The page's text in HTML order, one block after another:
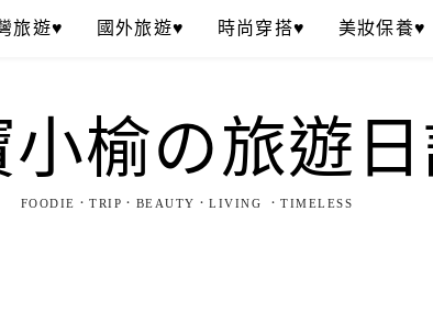
旅遊♥ 國外旅遊♥ 時尚穿搭♥ 美妝保養♥
小榆の旅遊
FOODIE．TRIP．BEAUTY．LIVING ．TIMELESS